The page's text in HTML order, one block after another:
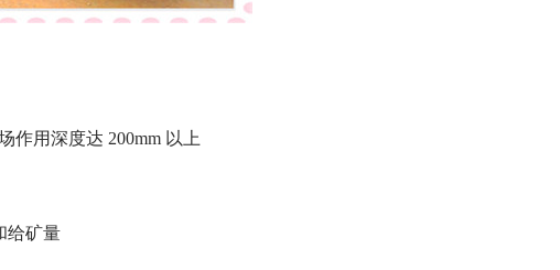
作用深度达 200mm 以上
给矿量